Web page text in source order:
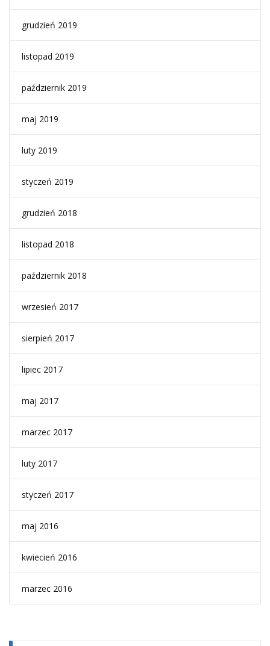
grudzień 2019
listopad 2019
październik 2019
maj 2019
luty 2019
styczeń 2019
grudzień 2018
listopad 2018
październik 2018
wrzesień 2017
sierpień 2017
lipiec 2017
maj 2017
marzec 2017
luty 2017
styczeń 2017
maj 2016
kwiecień 2016
marzec 2016